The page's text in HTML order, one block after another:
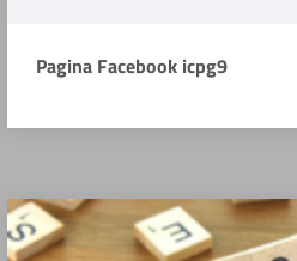
Pagina Facebook icpg9